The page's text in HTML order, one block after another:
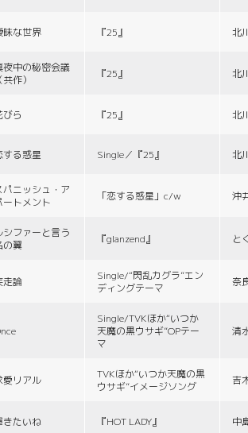
昧な世界 『25』 北
夜中の秘密会議
（共作）
『25』 北
びら 『25』 北
する惑星 Single／『25』 北
パニッシュ・ア
ートメント
「恋する惑星」c/w 沖
シファーと言う
の翼
『glanzend』 と
走論
Single/“閃乱カグラ”エン
ディングテーマ
奈
Single/TVKほか“いつか
天魔の黒ウサギ”OPテー
マ
清
愛リアル
TVKほか“いつか天魔の黒
ウサギ”イメージソング
吉
きたいね 『HOT LADY』 中